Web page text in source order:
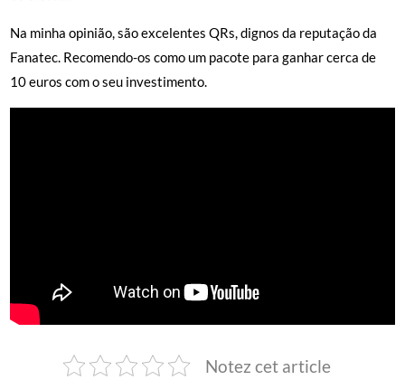
Na minha opinião, são excelentes QRs, dignos da reputação da
Fanatec. Recomendo-os como um pacote para ganhar cerca de
10 euros com o seu investimento.
Notez cet article